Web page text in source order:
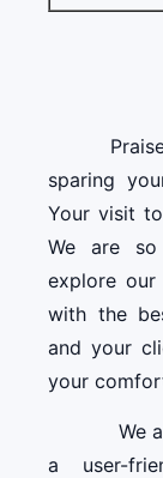
Praise
sparing
Your visit
We are
explore
with the
and your
your
We are
a user-